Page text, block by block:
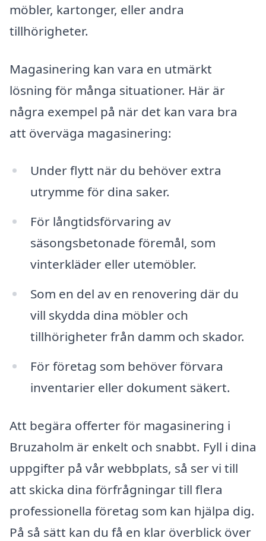
möbler, kartonger, eller andra
tillhörigheter.
Magasinering kan vara en utmärkt
lösning för många situationer. Här är
några exempel på när det kan vara bra
att överväga magasinering:
Under flytt när du behöver extra
utrymme för dina saker.
För långtidsförvaring av
säsongsbetonade föremål, som
vinterkläder eller utemöbler.
Som en del av en renovering där du
vill skydda dina möbler och
tillhörigheter från damm och skador.
För företag som behöver förvara
inventarier eller dokument säkert.
Att begära offerter för magasinering i
Bruzaholm är enkelt och snabbt. Fyll i dina
uppgifter på vår webbplats, så ser vi till
att skicka dina förfrågningar till flera
professionella företag som kan hjälpa dig.
På så sätt kan du få en klar överblick över